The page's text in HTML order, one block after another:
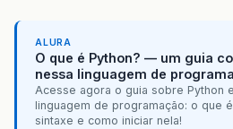
ALURA
O que é Python? — um guia
nessa linguagem de
Acesse agora o guia sobre Python
linguagem de programação: o que
sintaxe e como iniciar nela!